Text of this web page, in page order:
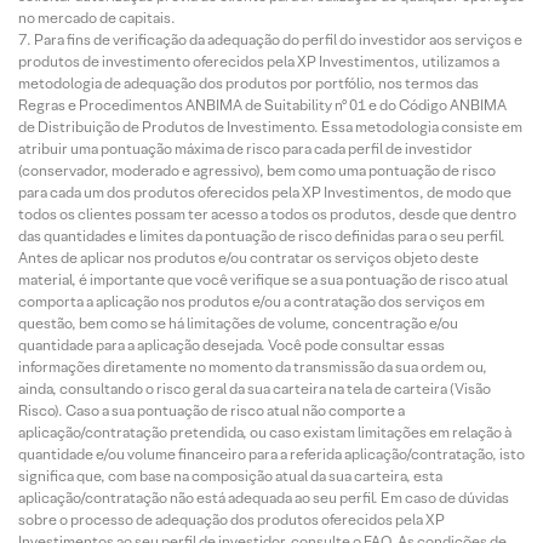
no mercado de capitais.
Para fins de verificação da adequação do perfil do investidor aos serviços e
produtos de investimento oferecidos pela XP Investimentos, utilizamos a
metodologia de adequação dos produtos por portfólio, nos termos das
Regras e Procedimentos ANBIMA de Suitability nº 01 e do Código ANBIMA
de Distribuição de Produtos de Investimento. Essa metodologia consiste em
atribuir uma pontuação máxima de risco para cada perfil de investidor
(conservador, moderado e agressivo), bem como uma pontuação de risco
para cada um dos produtos oferecidos pela XP Investimentos, de modo que
todos os clientes possam ter acesso a todos os produtos, desde que dentro
das quantidades e limites da pontuação de risco definidas para o seu perfil.
Antes de aplicar nos produtos e/ou contratar os serviços objeto deste
material, é importante que você verifique se a sua pontuação de risco atual
comporta a aplicação nos produtos e/ou a contratação dos serviços em
questão, bem como se há limitações de volume, concentração e/ou
quantidade para a aplicação desejada. Você pode consultar essas
informações diretamente no momento da transmissão da sua ordem ou,
ainda, consultando o risco geral da sua carteira na tela de carteira (Visão
Risco). Caso a sua pontuação de risco atual não comporte a
aplicação/contratação pretendida, ou caso existam limitações em relação à
quantidade e/ou volume financeiro para a referida aplicação/contratação, isto
significa que, com base na composição atual da sua carteira, esta
aplicação/contratação não está adequada ao seu perfil. Em caso de dúvidas
sobre o processo de adequação dos produtos oferecidos pela XP